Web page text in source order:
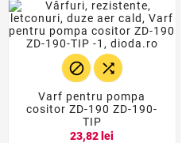
 
Varf pentru pompa
cositor ZD-190 ZD-190-
TIP
23,82 lei